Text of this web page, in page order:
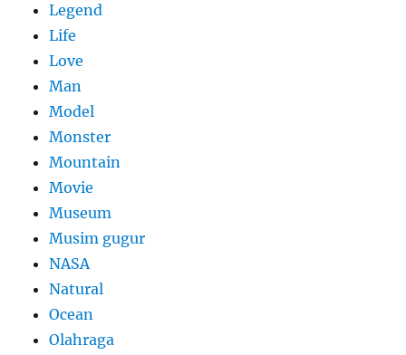
Legend
Life
Love
Man
Model
Monster
Mountain
Movie
Museum
Musim gugur
NASA
Natural
Ocean
Olahraga